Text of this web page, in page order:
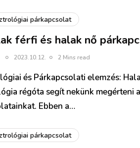
párkapcsolat
férfi és halak nő
2023.10.12. 2 Mins read
és Párkapcsolati elemzés:
régóta segít nekünk megérteni
Ebben a…
párkapcsolat